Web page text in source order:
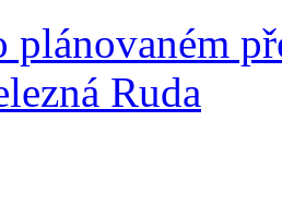
plánovaném
Ruda